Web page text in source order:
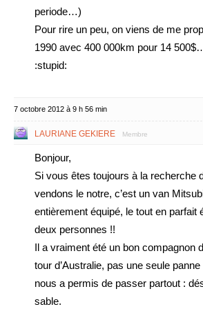
periode…)
Pour rire un peu, on viens de me
1990 avec 400 000km pour 14
:stupid:
7 octobre 2012 à 9 h 56 min
LAURIANE GEKIERE Membre
Bonjour,
Si vous êtes toujours à la recherche
vendons le notre, c’est un van
entièrement équipé, le tout en
deux personnes !!
Il a vraiment été un bon compagnon
tour d’Australie, pas une seule
nous a permis de passer partout :
sable.